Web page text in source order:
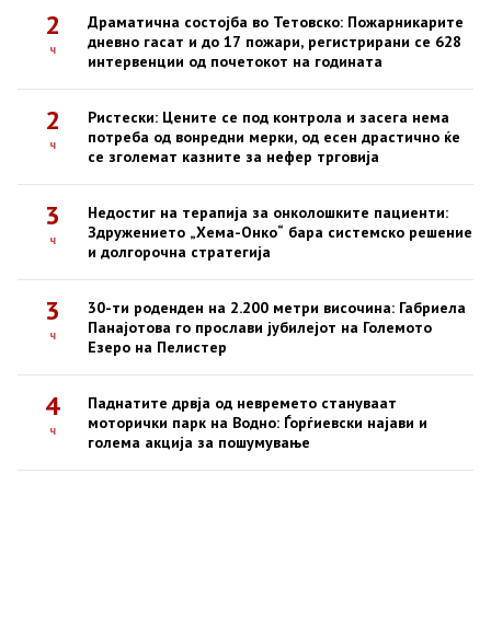
2
ч
Драматична состојба во Тетовско: Пожарникарите
дневно гасат и до 17 пожари, регистрирани се 628
интервенции од почетокот на годината
2
ч
Ристески: Цените се под контрола и засега нема
потреба од вонредни мерки, од есен драстично ќе
се зголемат казните за нефер трговија
3
ч
Недостиг на терапија за онколошките пациенти:
Здружението „Хема-Онко“ бара системско решение
и долгорочна стратегија
3
ч
30-ти роденден на 2.200 метри височина: Габриела
Панајотова го прослави јубилејот на Големото
Езеро на Пелистер
4
ч
Паднатите дрвја од невремето стануваат
моторички парк на Водно: Ѓорѓиевски најави и
голема акција за пошумување